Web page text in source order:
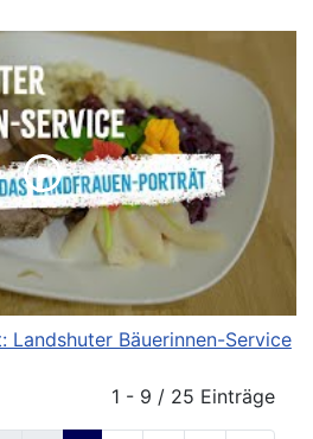
Landshuter Bäuerinnen-Service
1 - 9 / 25 Einträge